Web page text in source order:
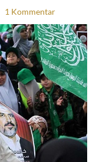
1 Kommentar